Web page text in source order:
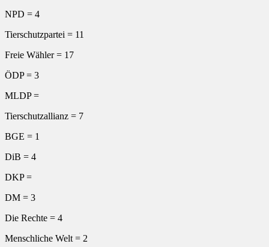
NPD = 4
Tierschutzpartei = 11
Freie Wähler = 17
ÖDP = 3
MLDP =
Tierschutzallianz = 7
BGE = 1
DiB = 4
DKP =
DM = 3
Die Rechte = 4
Menschliche Welt = 2